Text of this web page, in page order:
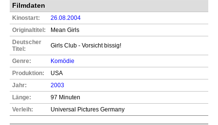
Filmdaten
Kinostart:
26.08.2004
Originaltitel:
Mean Girls
Deutscher
Titel:
Girls Club - Vorsicht bissig!
Genre:
Komödie
Produktion:
USA
Jahr:
2003
Länge:
97 Minuten
Verleih:
Universal Pictures Germany